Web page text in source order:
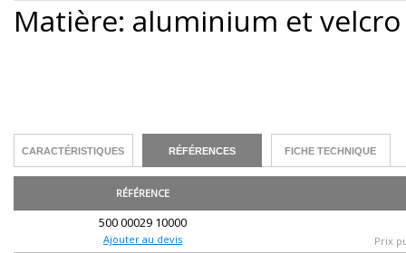
Matière: aluminium et velcro
CARACTÉRISTIQUES RÉFÉRENCES FICHE TECHNIQUE
RÉFÉRENCE
500 00029 10000
Ajouter au devis Prix